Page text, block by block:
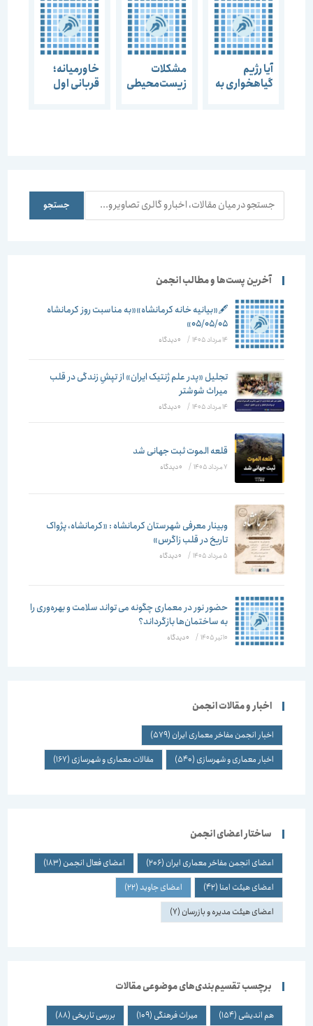
آیا رژیم
گیاهخواری به
مشکلات
زیست‌محیطی
خاورمیانه؛
قربانی اول
جستجو جستجو
آخرین پست‌ها و مطالب انجمن
🖋️«بیانیه خانه کرمانشاه»«به مناسبت روز کرمانشاه
۰۵/۰۵/۰۵»
14 مرداد 1405 / ۰ دیدگاه
تجلیل «پدر علم ژنتیک ایران» از تپشِ زندگی در قلب
میراث شوشتر
14 مرداد 1405 / ۰ دیدگاه
قلعه الموت ثبت جهانی شد
7 مرداد 1405 / ۰ دیدگاه
وبینار معرفی شهرستان کرمانشاه : «کرمانشاه، پژواک
تاریخ در قلب زاگرس»
5 مرداد 1405 / ۰ دیدگاه
حضور نور در معماری چگونه می تواند سلامت و بهره‌وری را
به ساختمان‌ها بازگرداند؟
10 تیر 1405 / ۰ دیدگاه
اخبار و مقالات انجمن
اخبار انجمن مفاخر معماری ایران(579)
اخبار معماری و شهرسازی(540) مقالات معماری و شهرسازی(167)
ساختار اعضای انجمن
اعضای انجمن مفاخر معماری ایران(206) اعضای فعال انجمن(183)
اعضای هیئت امنا (42) اعضای جاوید(22)
اعضای هیئت مدیره و بازرسان(7)
برچسب تقسیم‌بندی‌های موضوعی مقالات
هم اندیشی(154) میراث فرهنگی(109) بررسی تاریخی(88)